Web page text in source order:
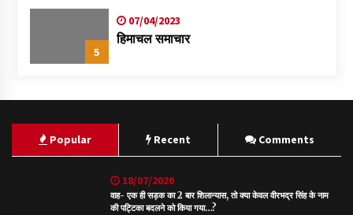
5
07/04/2023
हिमाचल समाचार
Popular Recent Comments
18/07/2020
वाह- एक ही सड़क का 2 बार शिलान्यास, तो क्या केवल वीरभद्र सिंह के नाम
की पट्टिका बदलने को किया गया…?